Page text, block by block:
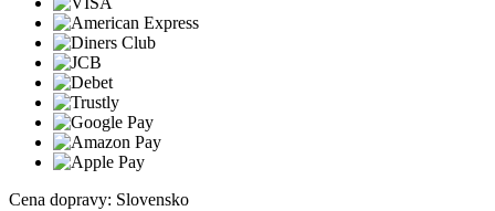
Cena dopravy: Slovensko